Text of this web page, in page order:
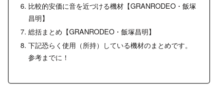
比較的安価に音を近づける機材【GRANRODEO・飯塚
昌明】
総括まとめ【GRANRODEO・飯塚昌明】
下記恐らく使用（所持）している機材のまとめです。
参考までに！